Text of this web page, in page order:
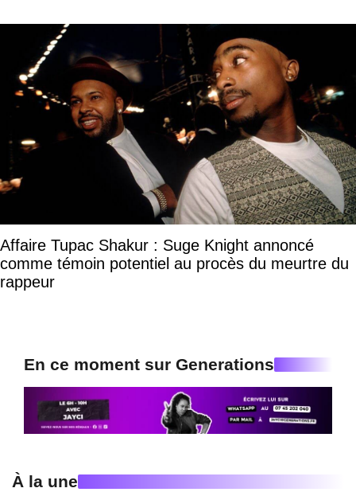
Affaire Tupac Shakur : Suge Knight annoncé
comme témoin potentiel au procès du meurtre du
rappeur
En ce moment sur Generations
À la une